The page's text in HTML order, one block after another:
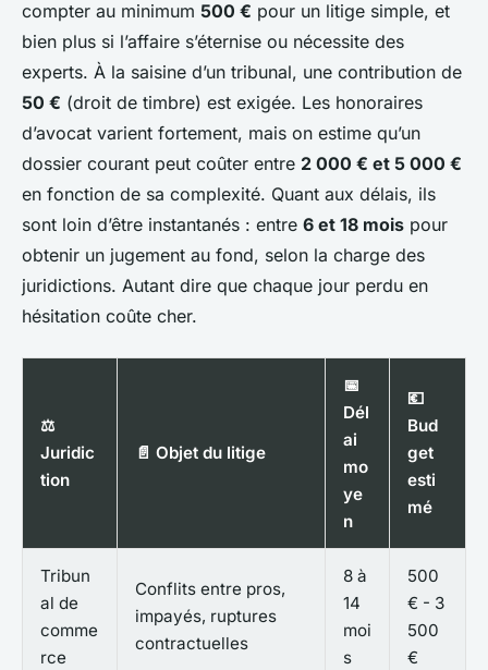
compter au minimum 500 € pour un litige simple, et
bien plus si l’affaire s’éternise ou nécessite des
experts. À la saisine d’un tribunal, une contribution de
50 € (droit de timbre) est exigée. Les honoraires
d’avocat varient fortement, mais on estime qu’un
dossier courant peut coûter entre 2 000 € et 5 000 €
en fonction de sa complexité. Quant aux délais, ils
sont loin d’être instantanés : entre 6 et 18 mois pour
obtenir un jugement au fond, selon la charge des
juridictions. Autant dire que chaque jour perdu en
hésitation coûte cher.
⚖️
Juridic
tion
📄 Objet du litige
📅
Dél
ai
mo
ye
n
💶
Bud
get
esti
mé
Tribun
al de
comme
rce
Conflits entre pros,
impayés, ruptures
contractuelles
8 à
14
moi
s
500
€ - 3
500
€